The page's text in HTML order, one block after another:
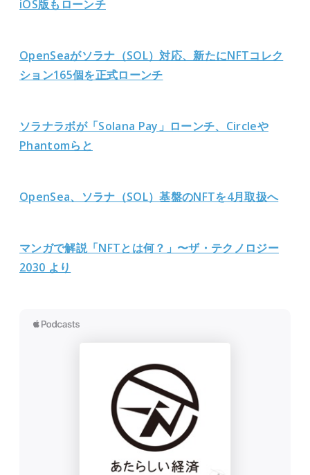
iOS版もローンチ
OpenSeaがソラナ（SOL）対応、新たにNFTコレク
ション165個を正式ローンチ
ソラナラボが「Solana Pay」ローンチ、Circleや
Phantomらと
OpenSea、ソラナ（SOL）基盤のNFTを4月取扱へ
マンガで解説「NFTとは何？」〜ザ・テクノロジー
2030 より